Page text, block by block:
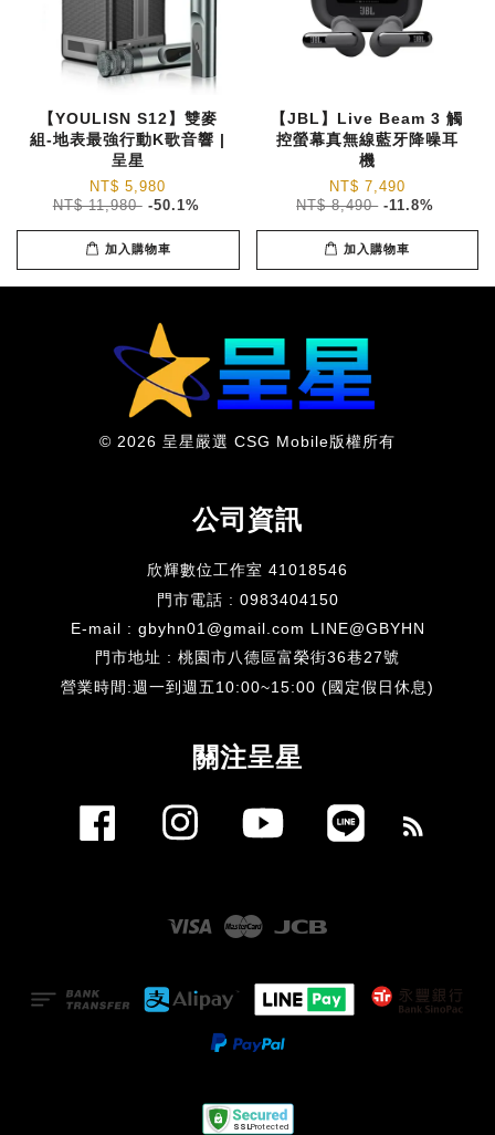
【YOULISN S12】雙麥
組-地表最強行動K歌音響 |
呈星
NT$ 5,980
NT$ 11,980 -50.1%
加入購物車
【JBL】Live Beam 3 觸
控螢幕真無線藍牙降噪耳
機
NT$ 7,490
NT$ 8,490 -11.8%
加入購物車
© 2026 呈星嚴選 CSG Mobile版權所有
公司資訊
欣輝數位工作室 41018546
門市電話 : 0983404150
E-mail : gbyhn01@gmail.com LINE@GBYHN
門市地址 : 桃園市八德區富榮街36巷27號
​營業時間:週一到週五10:00~15:00 (國定假日休息)
關注呈星
Facebook Instagram YouTube
Visa Master